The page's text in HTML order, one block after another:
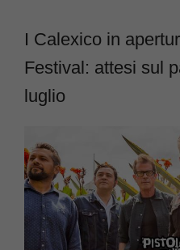
I Calexico in
Festival: attesi sul
luglio